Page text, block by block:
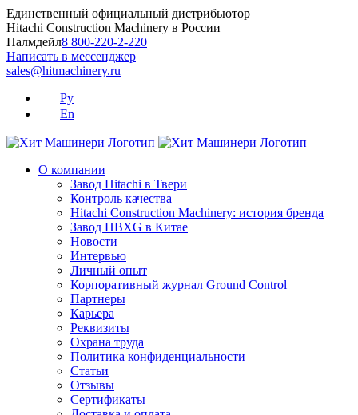
Skip
to
content
Единственный официальный дистрибьютор
Hitachi Construction Machinery в России
Палмдейл8 800-220-2-220
Написать в мессенджер
sales@hitmachinery.ru
Ру
En
О компании
Завод Hitachi в Твери
Контроль качества
Hitachi Construction Machinery: история бренда
Завод HBXG в Китае
Новости
Интервью
Личный опыт
Корпоративный журнал Ground Control
Партнеры
Карьера
Реквизиты
Охрана труда
Политика конфиденциальности
Статьи
Отзывы
Сертификаты